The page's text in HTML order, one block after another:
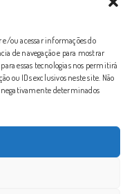
e/ou acessar informações do
de navegação e para mostrar
essas tecnologias nos permitirá
ou IDs exclusivos neste site. Não
determinados